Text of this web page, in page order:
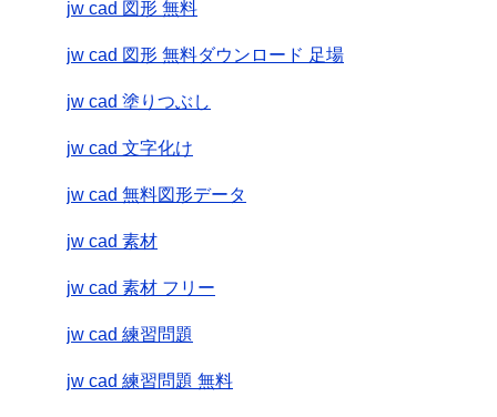
jw cad 図形 無料
jw cad 図形 無料ダウンロード 足場
jw cad 塗りつぶし
jw cad 文字化け
jw cad 無料図形データ
jw cad 素材
jw cad 素材 フリー
jw cad 練習問題
jw cad 練習問題 無料